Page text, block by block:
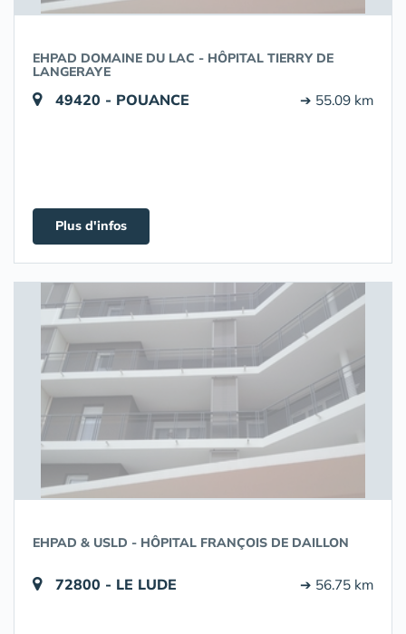
EHPAD DOMAINE DU LAC - HÔPITAL TIERRY DE
LANGERAYE
49420 - POUANCE ➔ 55.09 km
Plus d'infos
EHPAD & USLD - HÔPITAL FRANÇOIS DE DAILLON
72800 - LE LUDE ➔ 56.75 km